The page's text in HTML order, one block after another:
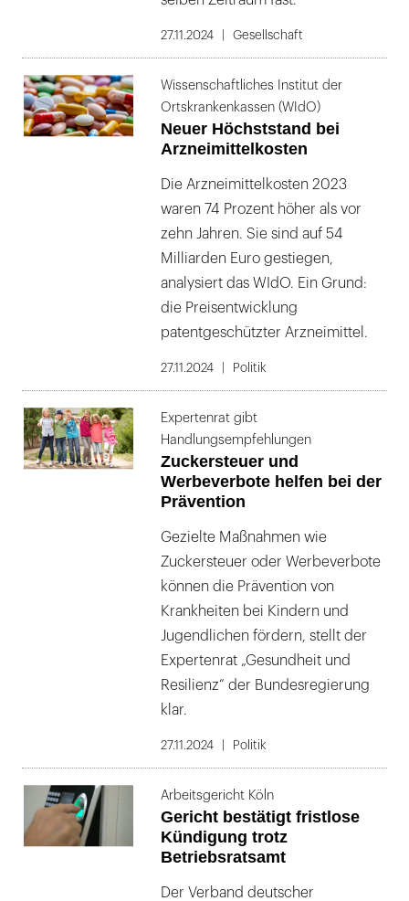
27.11.2024 Gesellschaft
Wissenschaftliches Institut der
Ortskrankenkassen (WIdO)
Neuer Höchststand bei
Arzneimittelkosten
Die Arzneimittelkosten 2023
waren 74 Prozent höher als vor
zehn Jahren. Sie sind auf 54
Milliarden Euro gestiegen,
analysiert das WIdO. Ein Grund:
die Preisentwicklung
patentgeschützter Arzneimittel.
27.11.2024 Politik
Expertenrat gibt
Handlungsempfehlungen
Zuckersteuer und
Werbeverbote helfen bei der
Prävention
Gezielte Maßnahmen wie
Zuckersteuer oder Werbeverbote
können die Prävention von
Krankheiten bei Kindern und
Jugendlichen fördern, stellt der
Expertenrat „Gesundheit und
Resilienz“ der Bundesregierung
klar.
27.11.2024 Politik
Arbeitsgericht Köln
Gericht bestätigt fristlose
Kündigung trotz
Betriebsratsamt
Der Verband deutscher